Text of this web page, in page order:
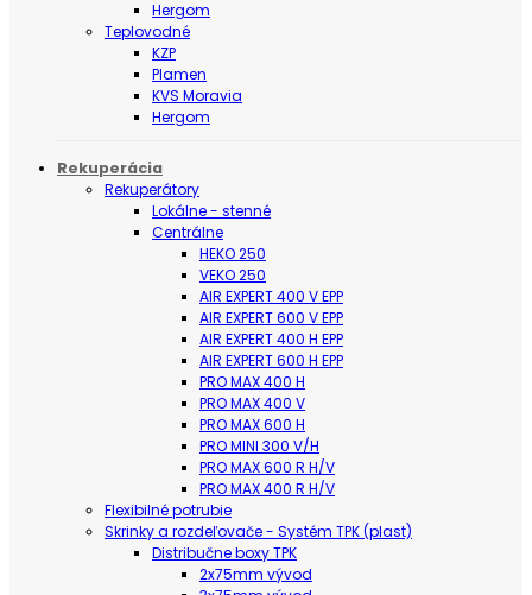
Hergom
Teplovodné
KZP
Plamen
KVS Moravia
Hergom
Rekuperácia
Rekuperátory
Lokálne - stenné
Centrálne
HEKO 250
VEKO 250
AIR EXPERT 400 V EPP
AIR EXPERT 600 V EPP
AIR EXPERT 400 H EPP
AIR EXPERT 600 H EPP
PRO MAX 400 H
PRO MAX 400 V
PRO MAX 600 H
PRO MINI 300 V/H
PRO MAX 600 R H/V
PRO MAX 400 R H/V
Flexibilné potrubie
Skrinky a rozdeľovače - Systém TPK (plast)
Distribučne boxy TPK
2x75mm vývod